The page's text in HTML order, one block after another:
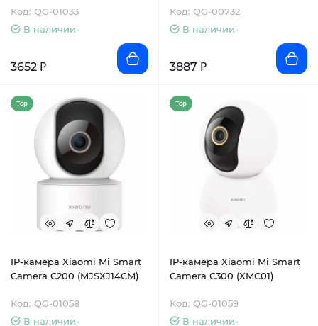
Код: QG-01033
В наличии-
3652 ₽
Код: QG-00732
В наличии-
3887 ₽
Top
IP-камера Xiaomi Mi Smart
Camera C200 (MJSXJ14CM)
Код: QG-01058
В наличии-
Top
IP-камера Xiaomi Mi Smart
Camera C300 (XMC01)
Код: QG-01059
В наличии-